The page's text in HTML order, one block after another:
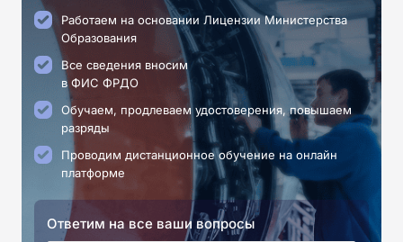
Работаем на основании Лицензии Министерства
Образования
Все сведения вносим
в ФИС ФРДО
Обучаем, продлеваем удостоверения, повышаем
разряды
Проводим дистанционное обучение на онлайн
платформе
Ответим на все ваши вопросы